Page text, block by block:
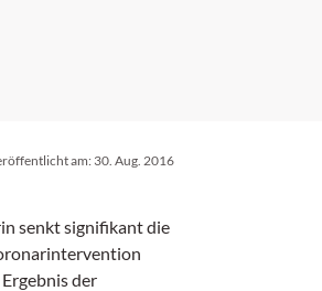
am: 30. Aug. 2016
senkt signifikant die
der